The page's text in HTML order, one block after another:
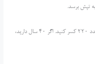
این نحوه تعیین حداکثر ضربان قلب است: سن خود را از عدد 220 کسر کنید. اگر 40 سال دارید،